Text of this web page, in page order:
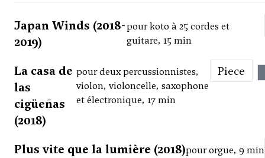
Japan Winds (2018-
2019)
pour koto à 25 cordes et
guitare, 15 min
La casa de
las
cigüeñas
(2018)
pour deux percussionnistes,
violon, violoncelle, saxophone
et électronique, 17 min
Piece
Plus vite que la lumière (2018)pour orgue, 9 min